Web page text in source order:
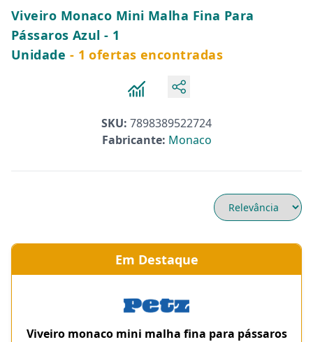
Viveiro Monaco Mini Malha Fina Para
Pássaros Azul - 1
Unidade - 1 ofertas encontradas
SKU: 7898389522724
Fabricante: Monaco
Em Destaque
Viveiro monaco mini malha fina para pássaros